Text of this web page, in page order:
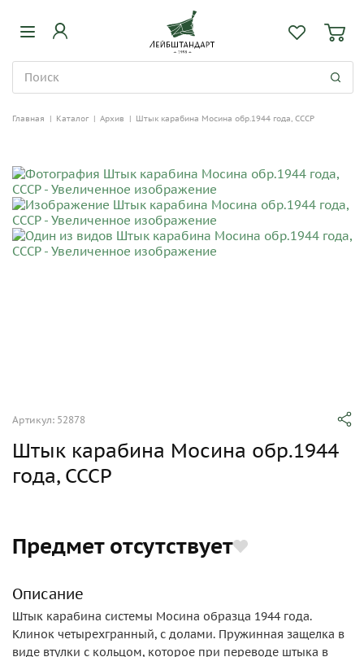
Главная | Каталог | Архив | Штык карабина Мосина обр.1944 года, СССР
Артикул: 52878
Штык карабина Мосина обр.1944
года, СССР
Предмет отсутствует
Описание
Штык карабина системы Мосина образца 1944 года.
Клинок четырехгранный, с долами. Пружинная защелка в
виде втулки с кольцом, которое при переводе штыка в